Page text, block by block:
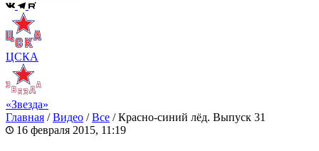
ЦСКА
«Звезда»
Главная /Видео /Все /Красно-синий лёд. Выпуск 31
16 февраля 2015, 11:19